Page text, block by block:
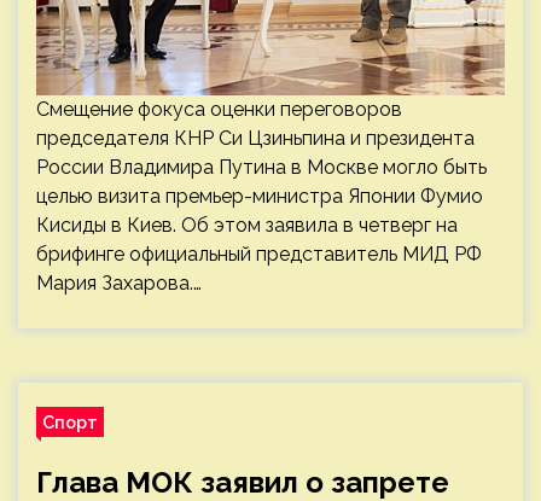
Смещение фокуса оценки переговоров
председателя КНР Си Цзиньпина и президента
России Владимира Путина в Москве могло быть
целью визита премьер-министра Японии Фумио
Кисиды в Киев. Об этом заявила в четверг на
брифинге официальный представитель МИД РФ
Мария Захарова.…
Спорт
Глава МОК заявил о запрете